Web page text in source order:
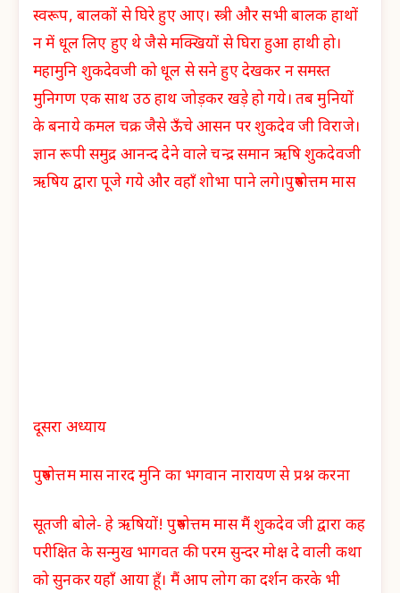
स्वरूप, बालकों से घिरे हुए आए। स्त्री और सभी बालक हाथों
न में धूल लिए हुए थे जैसे मक्खियों से घिरा हुआ हाथी हो।
महामुनि शुकदेवजी को धूल से सने हुए देखकर न समस्त
मुनिगण एक साथ उठ हाथ जोड़कर खड़े हो गये। तब मुनियों
के बनाये कमल चक्र जैसे ऊँचे आसन पर शुकदेव जी विराजे।
ज्ञान रूपी समुद्र आनन्द देने वाले चन्द्र समान ऋषि शुकदेवजी
ऋषिय द्वारा पूजे गये और वहाँ शोभा पाने लगे।पुरुषोत्तम मास
दूसरा अध्याय
पुरुषोत्तम मास नारद मुनि का भगवान नारायण से प्रश्न करना
सूतजी बोले- हे ऋषियों! पुरुषोत्तम मास मैं शुकदेव जी द्वारा कह
परीक्षित के सन्मुख भागवत की परम सुन्दर मोक्ष दे वाली कथा
को सुनकर यहाँ आया हूँ। मैं आप लोग का दर्शन करके भी